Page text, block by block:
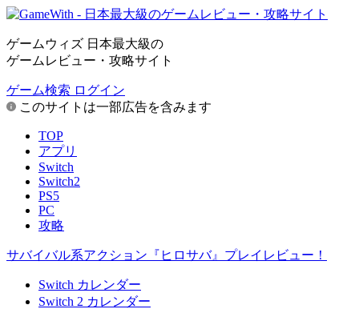
ゲームウィズ 日本最大級の
ゲームレビュー・攻略サイト
ゲーム検索 ログイン
このサイトは一部広告を含みます
TOP
アプリ
Switch
Switch2
PS5
PC
攻略
サバイバル系アクション『ヒロサバ』プレイレビュー！
Switch カレンダー
Switch 2 カレンダー